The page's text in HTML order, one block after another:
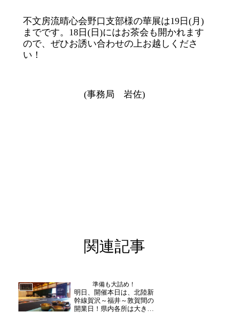
不文房流晴心会野口支部様の華展は19日(月)
までです。18日(日)にはお茶会も開かれます
ので、ぜひお誘い合わせの上お越しくださ
い！
(事務局 岩佐)
関連記事
日誌 準備も大詰め！
明日、開催本日は、北陸新
幹線賀沢～福井～敦賀間の
開業日！県内各所は大きな